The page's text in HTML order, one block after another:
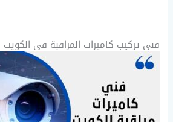
فني تركيب كاميرات المراقبة في الكويت